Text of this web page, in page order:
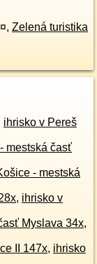
¤, Zelená turistika
ihrisko v Pereš
mestská časť
- mestská
, ihrisko v
Myslava 34x,
II 147x, ihrisko